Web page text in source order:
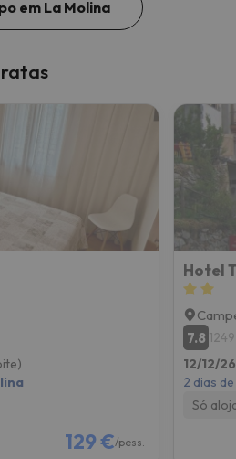
em La Molina
129 €/pess.
Hotel
7.8
12/12/
2 dias
Só